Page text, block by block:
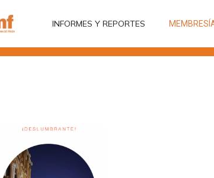
INFORMES Y REPORTES